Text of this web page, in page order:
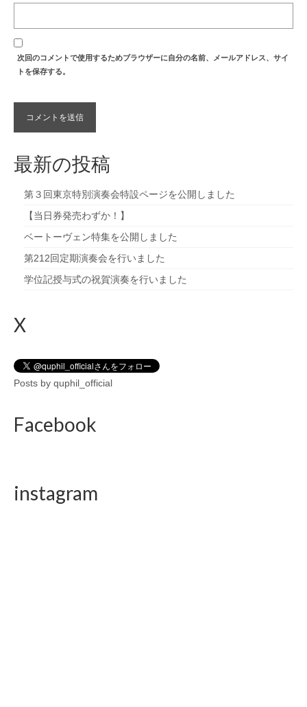
次回のコメントで使用するためブラウザーに自分の名前、メールアドレス、サイ
トを保存する。
最新の投稿
第３回東京特別演奏会特設ページを公開しました
【当日券発売わずか！】
ベートーヴェン特集を公開しました
第212回定期演奏会を行いました
学位記授与式の祝賀演奏を行いました
X
Posts by quphil_official
Facebook
instagram